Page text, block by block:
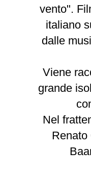
vento".
italiano
dalle
Viene
grande
Nel
Renato